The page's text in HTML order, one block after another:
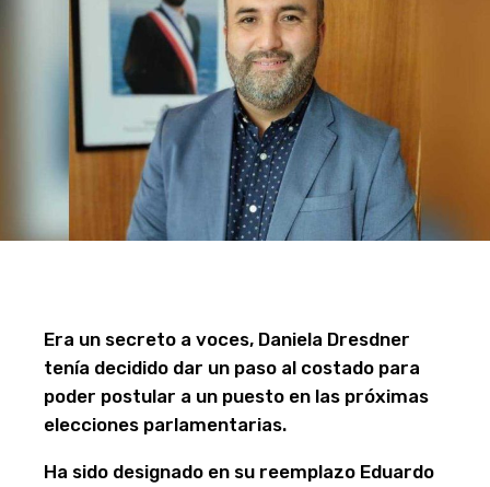
Era un secreto a voces, Daniela Dresdner
tenía decidido dar un paso al costado para
poder postular a un puesto en las próximas
elecciones parlamentarias.
Ha sido designado en su reemplazo Eduardo